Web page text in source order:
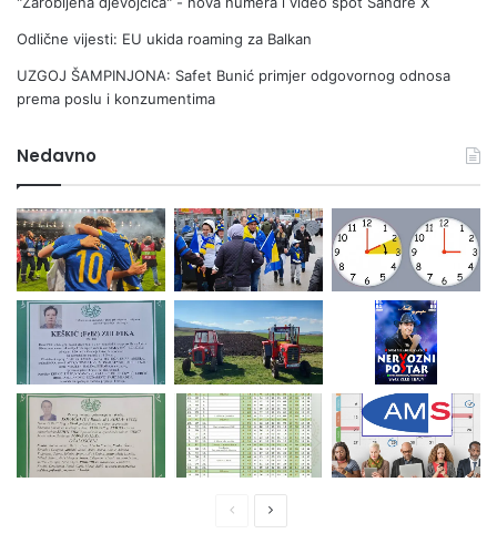
Odlične vijesti: EU ukida roaming za Balkan
UZGOJ ŠAMPINJONA: Safet Bunić primjer odgovornog odnosa
prema poslu i konzumentima
Nedavno
PrethodnaNaredna